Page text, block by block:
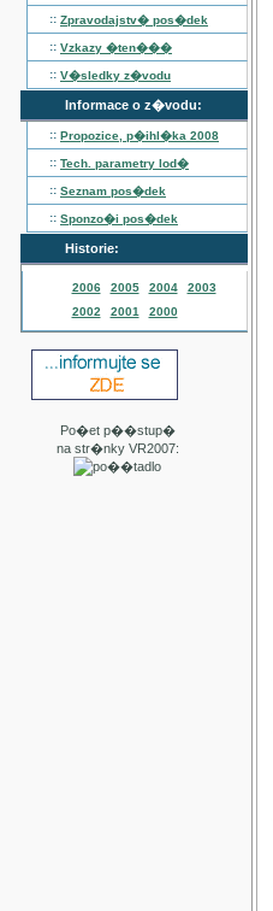
:: Zpravodajstv� pos�dek
:: Vzkazy �ten���
:: V�sledky z�vodu
Informace o z�vodu:
:: Propozice, p�ihl�ka 2008
:: Tech. parametry lod�
:: Seznam pos�dek
:: Sponzo�i pos�dek
Historie:
2006 2005 2004
2003
2002
2001 2000
Po�et p��stup�
na str�nky VR2007: